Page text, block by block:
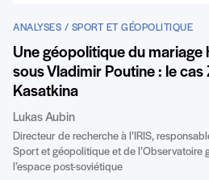
ANALYSES / SPORT ET GÉOPOLITIQUE
Une géopolitique du mariage
sous Vladimir Poutine : le cas
Kasatkina
Lukas Aubin
Directeur de recherche à l’IRIS,
Sport et géopolitique et de l’Observatoire
l’espace post-soviétique